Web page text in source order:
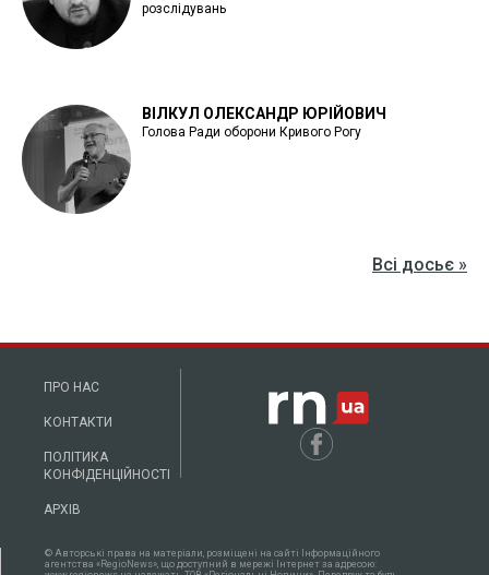
розслідувань
ВІЛКУЛ ОЛЕКСАНДР ЮРІЙОВИЧ
Голова Ради оборони Кривого Рогу
Всі досьє »
ПРО НАС
КОНТАКТИ
ПОЛІТИКА
КОНФІДЕНЦІЙНОСТІ
АРХІВ
© Авторські права на матеріали, розміщені на сайті Інформаційного
агентства «RegioNews», що доступний в мережі Інтернет за адресою: